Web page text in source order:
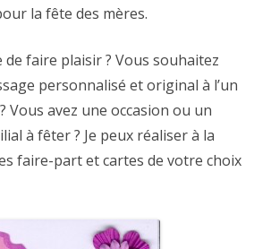
la fête des mères.
de faire plaisir ? Vous souhaitez
personnalisé et original à l’un
Vous avez une occasion ou un
à fêter ? Je peux réaliser à la
faire-part et cartes de votre choix